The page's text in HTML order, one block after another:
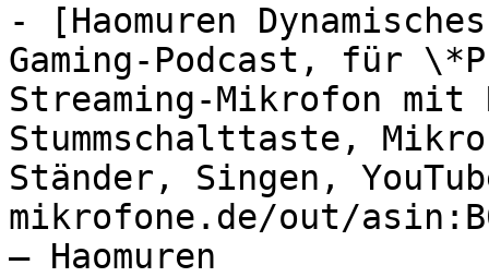
- [Haomuren
Gaming-Podcast, für
Streaming-Mikrofon mit
Stummschalttaste,
Ständer, Singen,
mikrofone.de/out/
— Haomuren